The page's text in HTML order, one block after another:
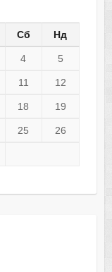
Сб Нд
4 5
11 12
18 19
25 26